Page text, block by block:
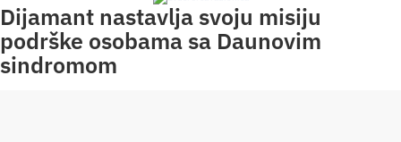
Dijamant nastavlja svoju misiju
podrške osobama sa Daunovim
sindromom